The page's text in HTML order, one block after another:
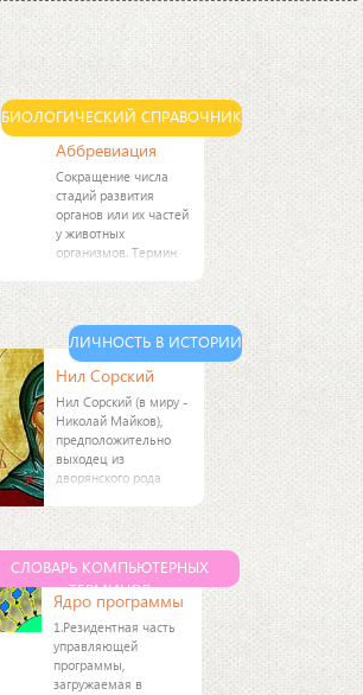
БИОЛОГИЧЕСКИЙ СПРАВОЧНИК
Аббревиация
Сокращение числа
стадий развития
органов или их частей
у животных
организмов. Термин
АББРЕВИАЦИЯ
происходит в
результате выпадения
конечных стадий
ЛИЧНОСТЬ В ИСТОРИИ
Нил Сорский
Нил Сорский (в миру -
Николай Майков),
предположительно
выходец из
дворянского рода
юности постригся в
монахи и поступил в
Кирилло-Беяозерский
монастырь. Поселился
в скиту в лесном
СЛОВАРЬ КОМПЬЮТЕРНЫХ
ТЕРМИНОВ
Ядро программы
1.Резидентная часть
управляющей
программы,
загружаемая в